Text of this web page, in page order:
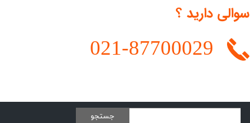
سوالی دارید ؟
021-87700029
جستجو